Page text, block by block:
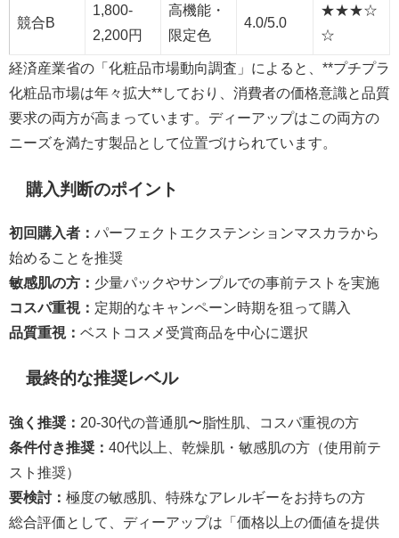
競合B
1,800-
2,200円
高機能・
限定色
4.0/5.0
★★★☆
☆
経済産業省の「化粧品市場動向調査」によると、**プチプラ
化粧品市場は年々拡大**しており、消費者の価格意識と品質
要求の両方が高まっています。ディーアップはこの両方の
ニーズを満たす製品として位置づけられています。
購入判断のポイント
初回購入者： パーフェクトエクステンションマスカラから
始めることを推奨
敏感肌の方： 少量パックやサンプルでの事前テストを実施
コスパ重視： 定期的なキャンペーン時期を狙って購入
品質重視： ベストコスメ受賞商品を中心に選択
最終的な推奨レベル
強く推奨： 20-30代の普通肌〜脂性肌、コスパ重視の方
条件付き推奨： 40代以上、乾燥肌・敏感肌の方（使用前テ
スト推奨）
要検討： 極度の敏感肌、特殊なアレルギーをお持ちの方
総合評価として、ディーアップは「価格以上の価値を提供